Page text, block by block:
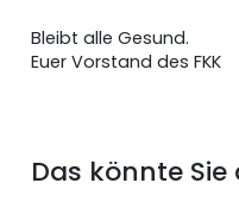
Bleibt alle Gesund.
Euer Vorstand des FKK
Das könnte